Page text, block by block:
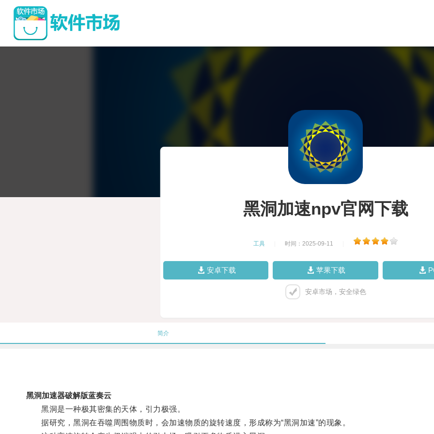
黑洞加速npv官网下载
工具 时间：2025-09-11
安卓下载 苹果下载
安卓市场，安全绿色
简介
黑洞加速器破解版蓝奏云
黑洞是一种极其密集的天体，引力极强。
据研究，黑洞在吞噬周围物质时，会加速物质的旋转速度，形成称为“黑洞加速”的现象。